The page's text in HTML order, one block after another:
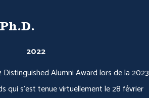
2022
Distinguished Alumni Award lors de la 2023
qui s'est tenue virtuellement le 28 février